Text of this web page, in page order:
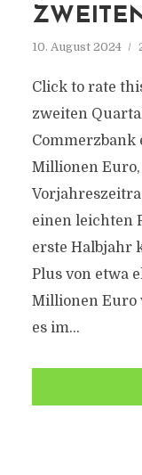
10. August 2024
Click to rate
zweiten
Commerzbank
Millionen
einen leichten
erste Halbjahr
Plus von etwa
Millionen Euro
es im...